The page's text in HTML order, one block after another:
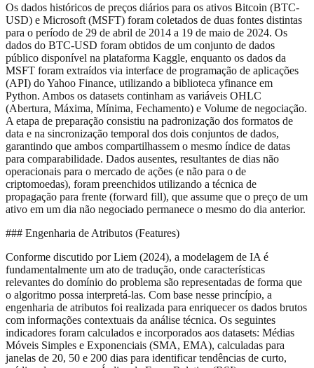
Os dados históricos de preços diários para os ativos Bitcoin (BTC-
USD) e Microsoft (MSFT) foram coletados de duas fontes distintas
para o período de 29 de abril de 2014 a 19 de maio de 2024. Os
dados do BTC-USD foram obtidos de um conjunto de dados
público disponível na plataforma Kaggle, enquanto os dados da
MSFT foram extraídos via interface de programação de aplicações
(API) do Yahoo Finance, utilizando a biblioteca yfinance em
Python. Ambos os datasets continham as variáveis OHLC
(Abertura, Máxima, Mínima, Fechamento) e Volume de negociação.
A etapa de preparação consistiu na padronização dos formatos de
data e na sincronização temporal dos dois conjuntos de dados,
garantindo que ambos compartilhassem o mesmo índice de datas
para comparabilidade. Dados ausentes, resultantes de dias não
operacionais para o mercado de ações (e não para o de
criptomoedas), foram preenchidos utilizando a técnica de
propagação para frente (forward fill), que assume que o preço de um
ativo em um dia não negociado permanece o mesmo do dia anterior.
### Engenharia de Atributos (Features)
Conforme discutido por Liem (2024), a modelagem de IA é
fundamentalmente um ato de tradução, onde características
relevantes do domínio do problema são representadas de forma que
o algoritmo possa interpretá-las. Com base nesse princípio, a
engenharia de atributos foi realizada para enriquecer os dados brutos
com informações contextuais da análise técnica. Os seguintes
indicadores foram calculados e incorporados aos datasets: Médias
Móveis Simples e Exponenciais (SMA, EMA), calculadas para
janelas de 20, 50 e 200 dias para identificar tendências de curto,